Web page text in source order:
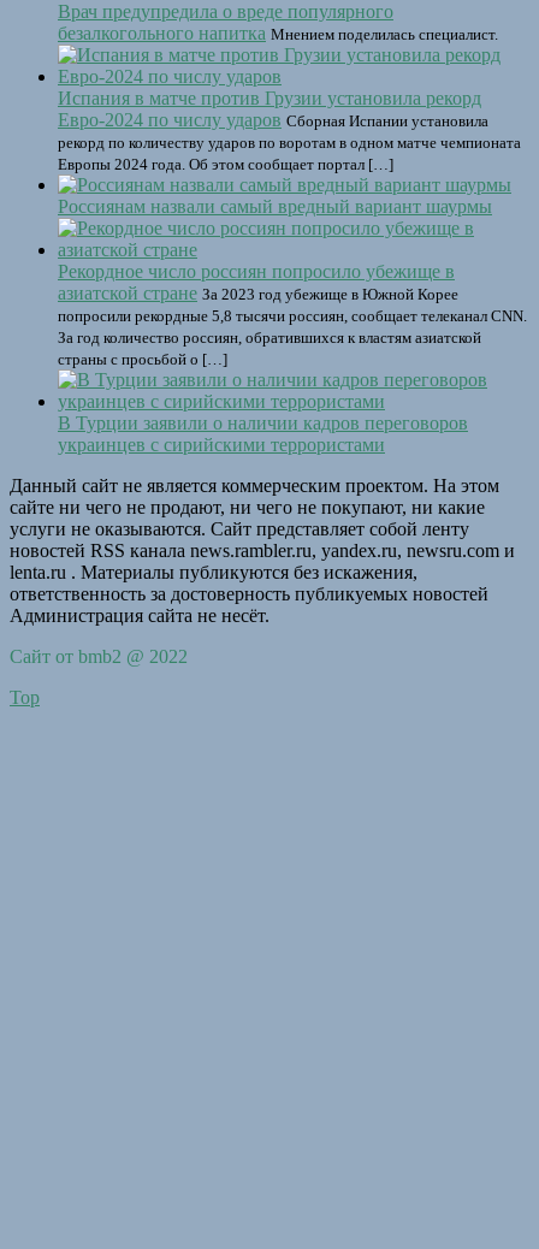
Врач предупредила о вреде популярного
безалкогольного напитка Мнением поделилась специалист.
Испания в матче против Грузии установила рекорд
Евро-2024 по числу ударов Сборная Испании установила
рекорд по количеству ударов по воротам в одном матче чемпионата
Европы 2024 года. Об этом сообщает портал […]
Россиянам назвали самый вредный вариант шаурмы
Рекордное число россиян попросило убежище в
азиатской стране За 2023 год убежище в Южной Корее
попросили рекордные 5,8 тысячи россиян, сообщает телеканал CNN.
За год количество россиян, обратившихся к властям азиатской
страны с просьбой о […]
В Турции заявили о наличии кадров переговоров
украинцев с сирийскими террористами
Данный сайт не является коммерческим проектом. На этом
сайте ни чего не продают, ни чего не покупают, ни какие
услуги не оказываются. Сайт представляет собой ленту
новостей RSS канала news.rambler.ru, yandex.ru, newsru.com и
lenta.ru . Материалы публикуются без искажения,
ответственность за достоверность публикуемых новостей
Администрация сайта не несёт.
Сайт от bmb2 @ 2022
Top